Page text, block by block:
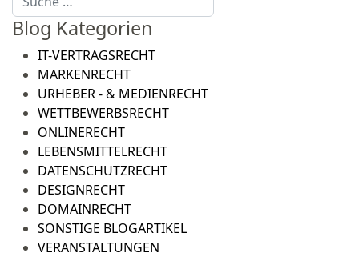
Blog Kategorien
IT-VERTRAGSRECHT
MARKENRECHT
URHEBER - & MEDIENRECHT
WETTBEWERBSRECHT
ONLINERECHT
LEBENSMITTELRECHT
DATENSCHUTZRECHT
DESIGNRECHT
DOMAINRECHT
SONSTIGE BLOGARTIKEL
VERANSTALTUNGEN